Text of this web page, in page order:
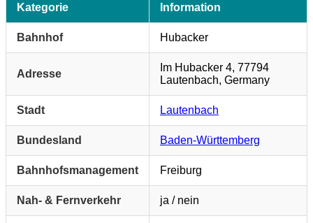
Kategorie Information
Bahnhof Hubacker
Adresse
Im Hubacker 4, 77794
Lautenbach, Germany
Stadt Lautenbach
Bundesland Baden-Württemberg
Bahnhofsmanagement Freiburg
Nah- & Fernverkehr ja / nein